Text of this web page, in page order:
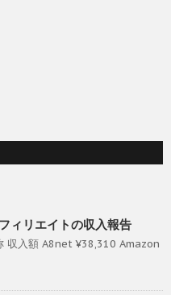
ィリエイトの収入報告
収入額 A8net ¥38,310 Amazon